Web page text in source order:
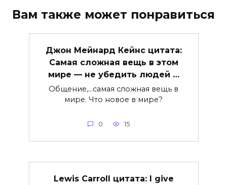
Вам также может понравиться
Джон Мейнард Кейнс цитата:
Самая сложная вещь в этом
мире — не убедить людей …
Общение,…самая сложная вещь в
мире. Что новое в мире?
0 15
Lewis Carroll цитата: I give